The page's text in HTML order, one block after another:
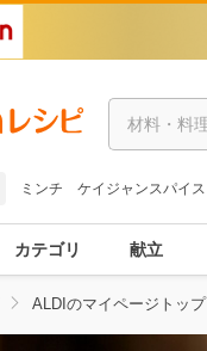
ミンチ ケイジャンスパイス
カテゴリ 献立
ALDIのマイページトップ